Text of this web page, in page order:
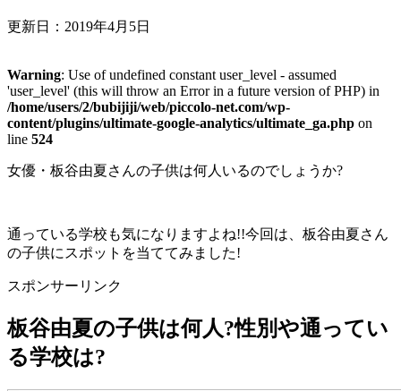
更新日： 2019年4月5日
Warning: Use of undefined constant user_level - assumed
'user_level' (this will throw an Error in a future version of PHP) in
/home/users/2/bubijiji/web/piccolo-net.com/wp-
content/plugins/ultimate-google-analytics/ultimate_ga.php on
line 524
女優・板谷由夏さんの子供は何人いるのでしょうか?
通っている学校も気になりますよね!!今回は、板谷由夏さん
の子供にスポットを当ててみました!
スポンサーリンク
板谷由夏の子供は何人?性別や通ってい
る学校は?